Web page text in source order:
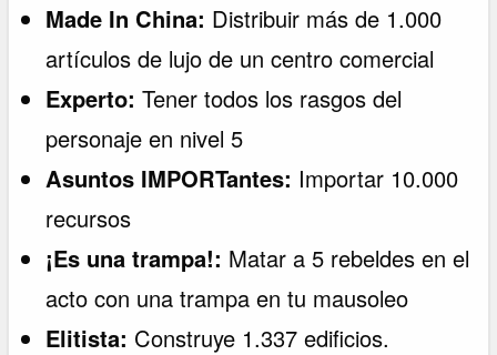
Made In China: Distribuir más de 1.000
artículos de lujo de un centro comercial
Experto: Tener todos los rasgos del
personaje en nivel 5
Asuntos IMPORTantes: Importar 10.000
recursos
¡Es una trampa!: Matar a 5 rebeldes en el
acto con una trampa en tu mausoleo
Elitista: Construye 1.337 edificios.